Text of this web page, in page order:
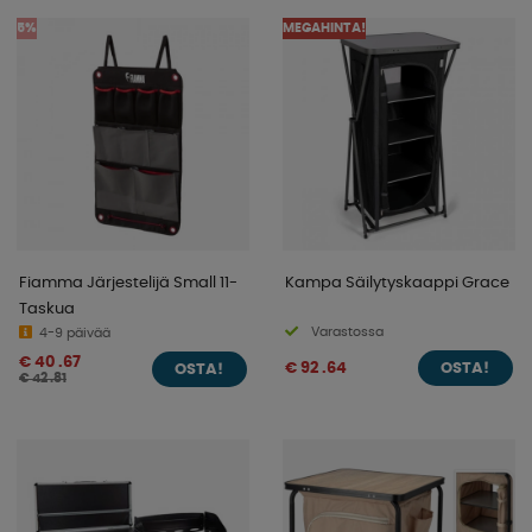
5%
Fiamma Järjestelijä Small 11-
Taskua
4-9 päivää
€ 40 .67
€ 42 .81
OSTA!
MEGAHINTA!
Kampa Säilytyskaappi Grace
Varastossa
€ 92 .64 OSTA!